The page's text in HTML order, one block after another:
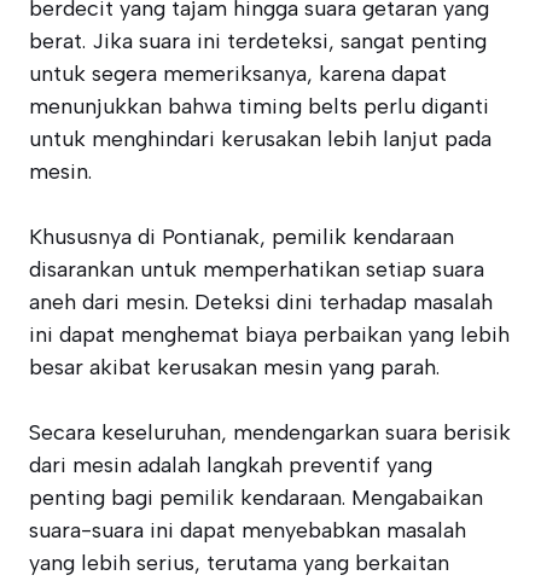
berdecit yang tajam hingga suara getaran yang
berat. Jika suara ini terdeteksi, sangat penting
untuk segera memeriksanya, karena dapat
menunjukkan bahwa timing belts perlu diganti
untuk menghindari kerusakan lebih lanjut pada
mesin.
Khususnya di Pontianak, pemilik kendaraan
disarankan untuk memperhatikan setiap suara
aneh dari mesin. Deteksi dini terhadap masalah
ini dapat menghemat biaya perbaikan yang lebih
besar akibat kerusakan mesin yang parah.
Secara keseluruhan, mendengarkan suara berisik
dari mesin adalah langkah preventif yang
penting bagi pemilik kendaraan. Mengabaikan
suara-suara ini dapat menyebabkan masalah
yang lebih serius, terutama yang berkaitan